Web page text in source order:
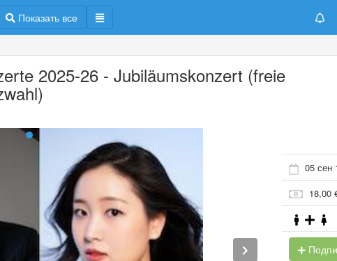
Показать все
2025-26 - Jubiläumskonzert (freie
05 сен
18,00